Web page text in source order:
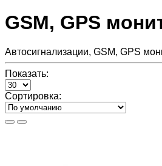
GSM, GPS
Автосигнализации, GSM, GPS
Показать:
Сортировка: